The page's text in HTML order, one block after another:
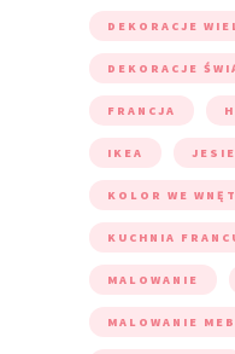
DEKORACJE
DEKORACJE
FRANCJA
IKEA
KOLOR WE
KUCHNIA
MALOWANIE
MALOWANIE